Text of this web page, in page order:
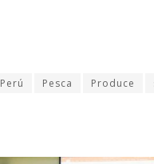
Perú Pesca Produce